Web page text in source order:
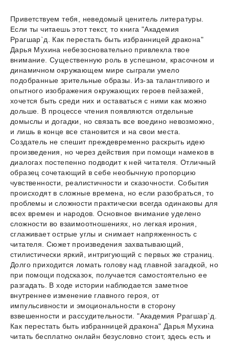
Приветствуем тебя, неведомый ценитель литературы.
Если ты читаешь этот текст, то книга "Академия
Ррагшар`д. Как перестать быть избранницей дракона"
Дарья Мухина небезосновательно привлекла твое
внимание. Существенную роль в успешном, красочном и
динамичном окружающем мире сыграли умело
подобранные зрительные образы. Из-за талантливого и
опытного изображения окружающих героев пейзажей,
хочется быть среди них и оставаться с ними как можно
дольше. В процессе чтения появляются отдельные
домыслы и догадки, но связать все воедино невозможно,
и лишь в конце все становится и на свои места.
Создатель не спешит преждевременно раскрыть идею
произведения, но через действия при помощи намеков в
диалогах постепенно подводит к ней читателя. Отличный
образец сочетающий в себе необычную пропорцию
чувственности, реалистичности и сказочности. События
происходят в сложные времена, но если разобраться, то
проблемы и сложности практически всегда одинаковы для
всех времен и народов. Основное внимание уделено
сложности во взаимоотношениях, но легкая ирония,
сглаживает острые углы и снимает напряженность с
читателя. Сюжет произведения захватывающий,
стилистически яркий, интригующий с первых же страниц.
Долго приходится ломать голову над главной загадкой, но
при помощи подсказок, получается самостоятельно ее
разгадать. В ходе истории наблюдается заметное
внутреннее изменение главного героя, от
импульсивности и эмоциональности в сторону
взвешенности и рассудительности. "Академия Ррагшар`д.
Как перестать быть избранницей дракона" Дарья Мухина
читать бесплатно онлайн безусловно стоит, здесь есть и